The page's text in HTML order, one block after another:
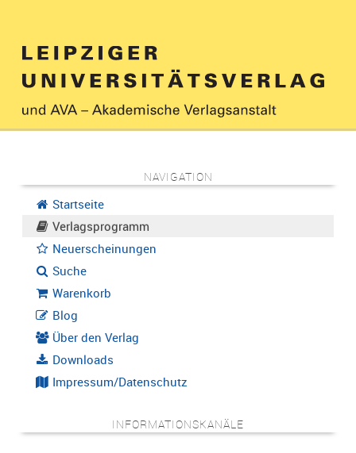
NAVIGATION
Startseite
Verlagsprogramm
Neuerscheinungen
Suche
Warenkorb
Blog
Über den Verlag
Downloads
Impressum/Datenschutz
INFORMATIONSKANÄLE